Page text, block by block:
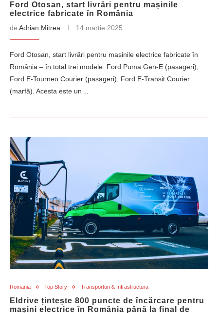
Ford Otosan, start livrări pentru mașinile
electrice fabricate în România
de Adrian Mitrea 14 martie 2025
Ford Otosan, start livrări pentru mașinile electrice fabricate în
România – în total trei modele: Ford Puma Gen-E (pasageri),
Ford E-Tourneo Courier (pasageri), Ford E-Transit Courier
(marfă). Acesta este un…
Romania Top Story Transporturi & Infrastructura
Eldrive țintește 800 puncte de încărcare pentru
mașini electrice în România până la final de